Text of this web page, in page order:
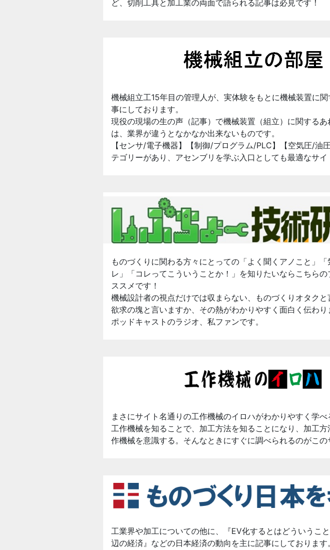
ど、切削工具と加工業の両面で語られる記事は必見です！
機械組立工15年目の管理人が、実体験をもとに機械装置に
事にしております。
現役の現場の生の声（記事）で機械装置（組立）に関するあ
は、業界が違うとなかなか出来ないものです。
【センサ/電子機器】【制御/プログラム/PLC】【空気圧/油
テゴリーがあり、アセンブリを学ぶ入口としても最適なサイ
ものづくりに関わる方々にとっての「よく聞くアノこと」
レ」「コレってこういうことか！」を知りたいならこちら
ススメです！
機械設計者の視点だけでは収まらない、ものづくりオタク
欲求の塊と言いますか、その熱がわかりやすく面白く伝わり
ポッドキャストのラジオ、私ファンです。
まさにサイト名通りの工作機械のイロハがわかりやすく学べ
工作機械を知ることで、加工方法を知ることになり、加工方
作機械を意識する。そんなときにすぐに調べられるのがこの
工業界や加工についての他に、『EV化するとはどういうこ
辺の経済』などの日本経済の動向を主に記事にしております。